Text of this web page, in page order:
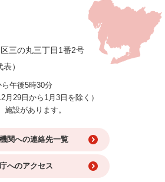
三の丸三丁目1番2号
）
午後5時30分
月29日から1月3日を除く）
設があります。
関への連絡先一覧
へのアクセス